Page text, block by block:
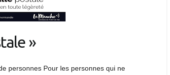
»
personnes Pour les personnes qui ne